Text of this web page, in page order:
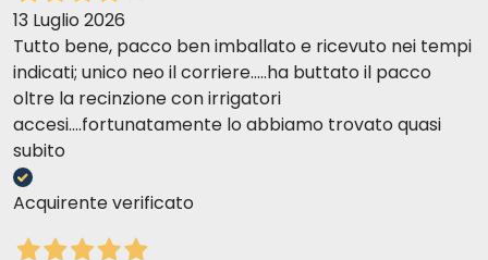
Richtige Tagesration
13 Luglio 2026
Tutto bene, pacco ben imballato e ricevuto nei tempi
indicati; unico neo il corriere.....ha buttato il pacco
oltre la recinzione con irrigatori
accesi....fortunatamente lo abbiamo trovato quasi
subito
Acquirente verificato